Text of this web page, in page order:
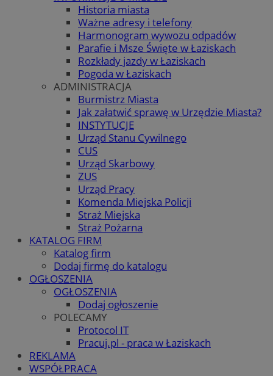
Historia miasta
Ważne adresy i telefony
Harmonogram wywozu odpadów
Parafie i Msze Święte w Łaziskach
Rozkłady jazdy w Łaziskach
Pogoda w Łaziskach
ADMINISTRACJA
Burmistrz Miasta
Jak załatwić sprawę w Urzędzie Miasta?
INSTYTUCJE
Urząd Stanu Cywilnego
CUS
Urząd Skarbowy
ZUS
Urząd Pracy
Komenda Miejska Policji
Straż Miejska
Straż Pożarna
KATALOG FIRM
Katalog firm
Dodaj firmę do katalogu
OGŁOSZENIA
OGŁOSZENIA
Dodaj ogłoszenie
POLECAMY
Protocol IT
Pracuj.pl - praca w Łaziskach
REKLAMA
WSPÓŁPRACA